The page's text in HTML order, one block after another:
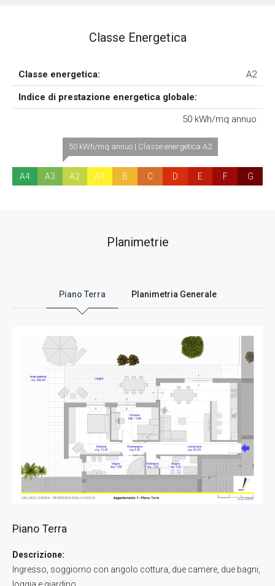
Classe Energetica
Classe energetica: A2
Indice di prestazione energetica globale:
50 kWh/mq annuo
A4 A3
50 kWh/mq annuo | Classe energetica A2
A2 A1 B C D E F G
Planimetrie
Piano Terra Planimetria Generale
Piano Terra
Descrizione:
Ingresso, soggiorno con angolo cottura, due camere, due bagni,